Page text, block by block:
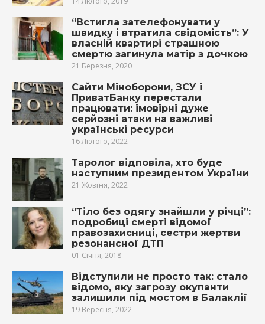
“Встигла зателефонувати у
швидку і втратила свідомість”: У
власній квартирі страшною
смертю загинула матір з дочкою
21 Березня, 2020
Сайти Міноборони, ЗСУ і
ПриватБанку перестали
працювати: імовірні дуже
серйозні атаки на важливі
українські ресурси
16 Лютого, 2022
Таролог відповіла, хто буде
наступним президентом України
21 Жовтня, 2022
“Тіло без одягу знайшли у річці”:
подробиці смерті відомої
правозахисниці, сестри жертви
резонансної ДТП
01 Січня, 2018
Відступили не просто так: стало
відомо, яку загрозу окупанти
залишили під мостом в Балаклії
19 Вересня, 2022